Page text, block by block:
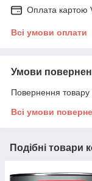
Оплата картою
Всі умови оплати
Умови
Повернення товару
Всі умови
Подібні товари